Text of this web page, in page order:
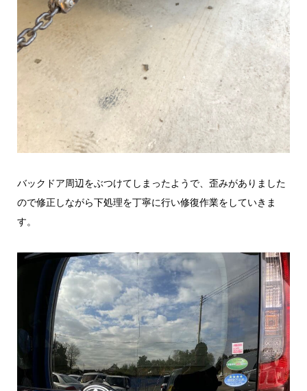
バックドア周辺をぶつけてしまったようで、歪みがありました
ので修正しながら下処理を丁寧に行い修復作業をしていきま
す。